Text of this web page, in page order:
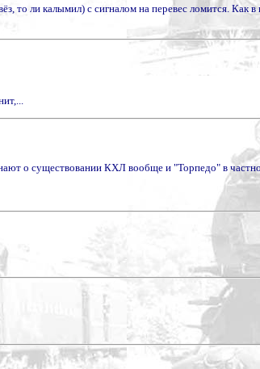
то ли калымил) с сигналом на перевес ломится. Как
о существовании КХЛ вообще и "Торпедо" в